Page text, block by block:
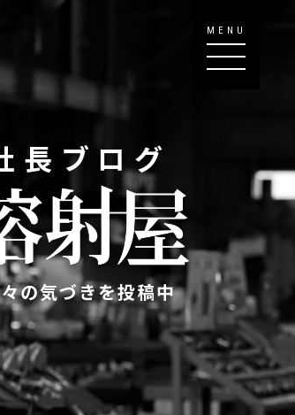
MENU
長ブログ
の気づきを投稿中